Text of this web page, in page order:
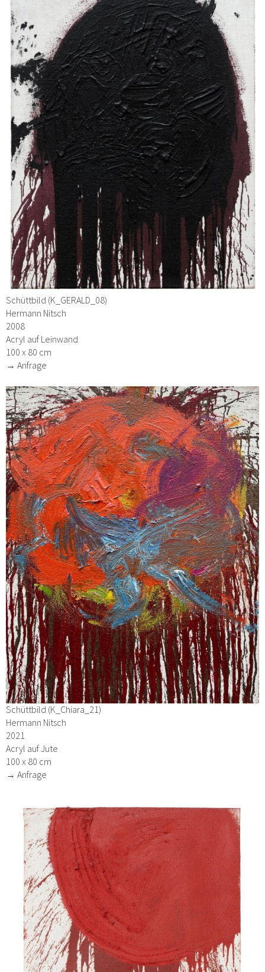
Schüttbild (K_GERALD_08)
Hermann Nitsch
2008
Acryl auf Leinwand
100 x 80 cm
→ Anfrage
Schüttbild (K_Chiara_21)
Hermann Nitsch
2021
Acryl auf Jute
100 x 80 cm
→ Anfrage